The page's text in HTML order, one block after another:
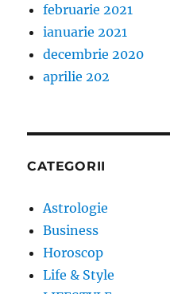
februarie 2021
ianuarie 2021
decembrie 2020
aprilie 202
CATEGORII
Astrologie
Business
Horoscop
Life & Style